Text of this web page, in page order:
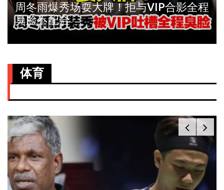
周冬雨爆秀场耍大牌！拒与VIP合影全程
臭脸不配合
体育